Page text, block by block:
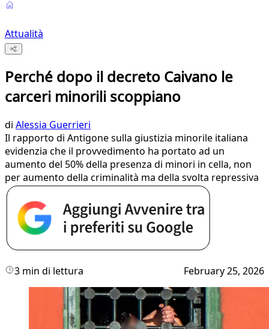
Attualità
Perché dopo il decreto Caivano le
carceri minorili scoppiano
di Alessia Guerrieri
Il rapporto di Antigone sulla giustizia minorile italiana
evidenzia che il provvedimento ha portato ad un
aumento del 50% della presenza di minori in cella, non
per aumento della criminalità ma della svolta repressiva
3 min di lettura February 25, 2026